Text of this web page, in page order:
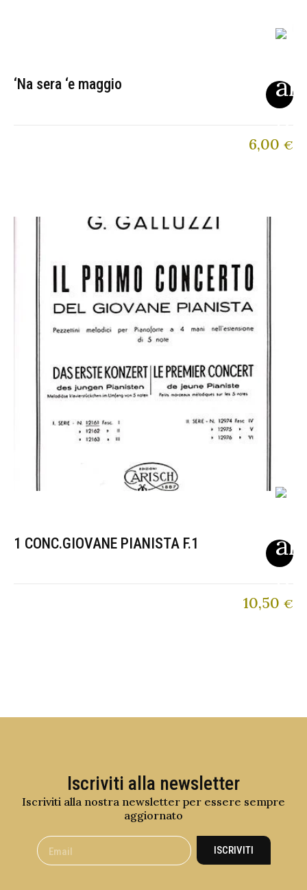
‘Na sera ‘e maggio
6,00 €
1 CONC.GIOVANE PIANISTA F.1
10,50 €
Iscriviti alla newsletter
Iscriviti alla nostra newsletter per essere sempre
aggiornato
ISCRIVITI